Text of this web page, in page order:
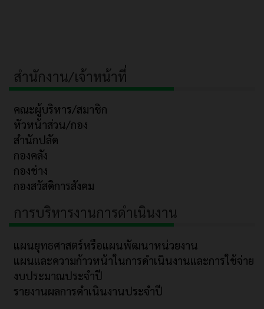
สำนักงาน/เจ้าหน้าที่
คณะผู้บริหาร/สมาชิก
หัวหน้าส่วน/กอง
สำนักปลัด
กองคลัง
กองช่าง
กองสวัสดิการสังคม
การบริหารงานการดำเนินงาน
แผนยุทธศาสตร์หรือแผนพัฒนาหน่วยงาน
แผนและความก้าวหน้าในการดำเนินงานและการใช้จ่าย
งบประมาณประจำปี
รายงานผลการดำเนินงานประจำปี